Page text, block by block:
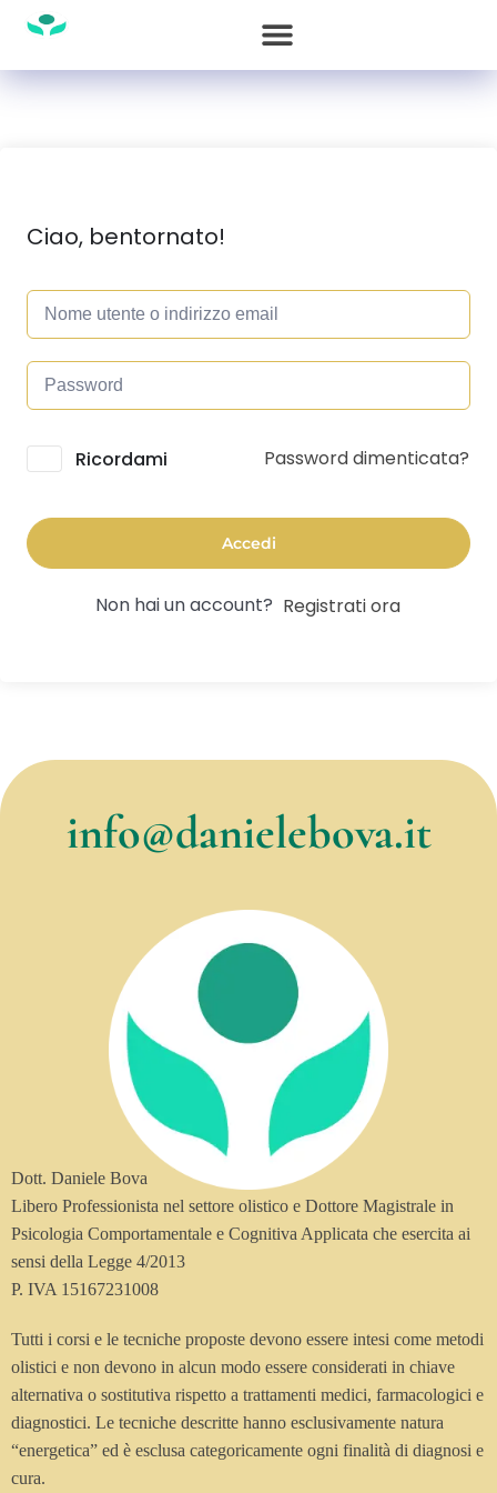
Ciao, bentornato!
Alternative:
Ricordami Password dimenticata?
Accedi
Non hai un account? Registrati ora
info@danielebova.it
Dott. Daniele Bova
Libero Professionista nel settore olistico e Dottore Magistrale in
Psicologia Comportamentale e Cognitiva Applicata che esercita ai
sensi della Legge 4/2013
P. IVA 15167231008
Tutti i corsi e le tecniche proposte devono essere intesi come metodi
olistici e non devono in alcun modo essere considerati in chiave
alternativa o sostitutiva rispetto a trattamenti medici, farmacologici e
diagnostici. Le tecniche descritte hanno esclusivamente natura
“energetica” ed è esclusa categoricamente ogni finalità di diagnosi e
cura.